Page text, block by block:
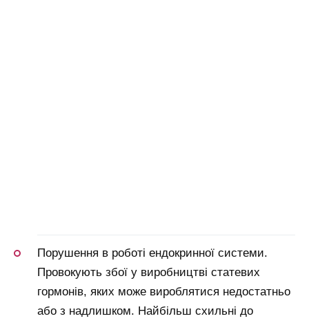
Порушення в роботі ендокринної системи.
Провокують збої у виробництві статевих
гормонів, яких може вироблятися недостатньо
або з надлишком. Найбільш схильні до